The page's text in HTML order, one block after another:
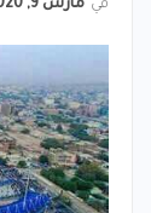
في مارس 9, 2020